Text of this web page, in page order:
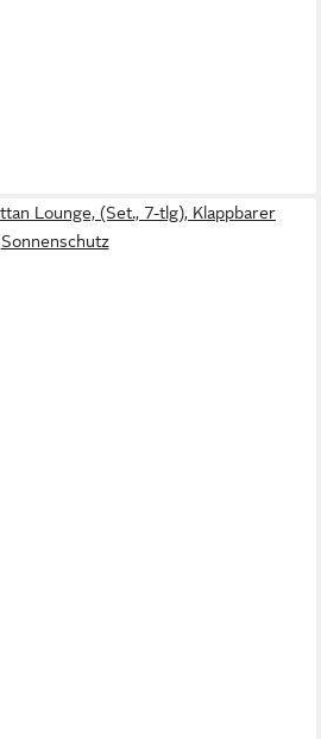
Lounge, (Set., 7-tlg), Klappbarer
Sonnenschutz